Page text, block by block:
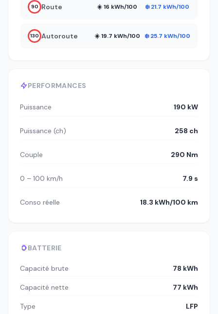
PERFORMANCES
Puissance 190 kW
Puissance (ch) 258 ch
Couple 290 Nm
0 – 100 km/h 7.9 s
Conso réelle 18.3 kWh/100 km
BATTERIE
Capacité brute 78 kWh
Capacité nette 77 kWh
Type LFP
90 Route ☀️ 16 kWh/100 ❄️ 21.7 kWh/100
130 Autoroute ☀️ 19.7 kWh/100 ❄️ 25.7 kWh/100